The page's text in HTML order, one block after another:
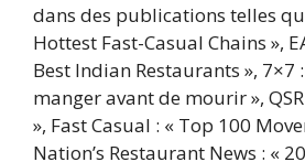
dans des publications telles
Hottest Fast-Casual Chains »,
Best Indian Restaurants », 7×7
manger avant de mourir »,
», Fast Casual : « Top 100
Nation’s Restaurant News : «